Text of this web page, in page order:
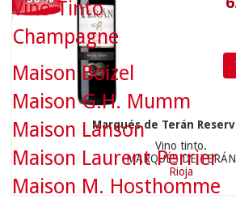
Marqués de Terán
Vino tinto.
MARQUÉS DE TERÁN
Rioja
Vino Tinto
Champagne
Maison Boizel
Maison G.H. Mumm
Maison Lanson
Maison Laurent Perrier
Maison M. Hosthomme